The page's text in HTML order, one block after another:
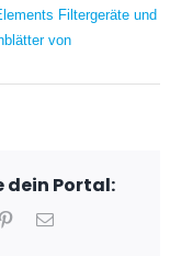
Filtergeräte und
von
dein Portal:
Pinterest
E-